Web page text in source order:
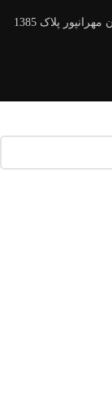
تهران، نارمک، خیابان شهید مدنی پایین‌تر از خیابان مهرانپور پلاک 1385